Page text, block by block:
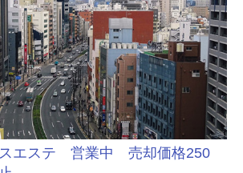
スエステ 営業中 売却価格250